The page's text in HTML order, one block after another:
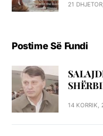
21
Postime Së Fundi
14 KORRIK,